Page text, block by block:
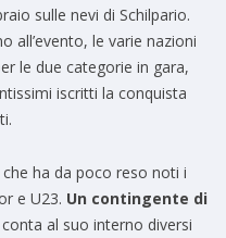
sulle nevi di Schilpario.
all’evento, le varie nazioni
le due categorie in gara,
iscritti la conquista
che ha da poco reso noti i
e U23. Un contingente di
al suo interno diversi